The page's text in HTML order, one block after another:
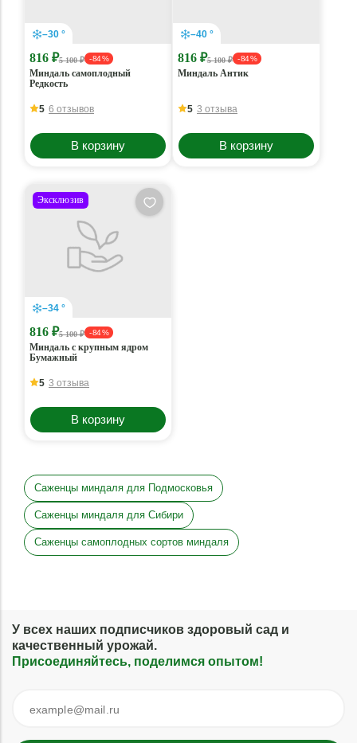
–30 °
816 ₽5 100 ₽ - 84 %
Миндаль самоплодный
Редкость
5 6 отзывов
В корзину
–40 °
816 ₽5 100 ₽ - 84 %
Миндаль Антик
5 3 отзыва
В корзину
Эксклюзив
–34 °
816 ₽5 100 ₽ - 84 %
Миндаль с крупным ядром
Бумажный
5 3 отзыва
В корзину
Саженцы миндаля для Подмосковья
Саженцы миндаля для Сибири
Саженцы самоплодных сортов миндаля
У всех наших подписчиков здоровый сад и
качественный урожай.
Присоединяйтесь, поделимся опытом!